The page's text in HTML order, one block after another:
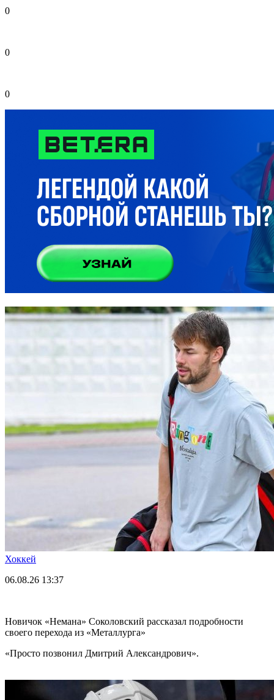
0
0
0
Хоккей
06.08.26 13:37
Новичок «Немана» Соколовский рассказал подробности
своего перехода из «Металлурга»
«Просто позвонил Дмитрий Александрович».